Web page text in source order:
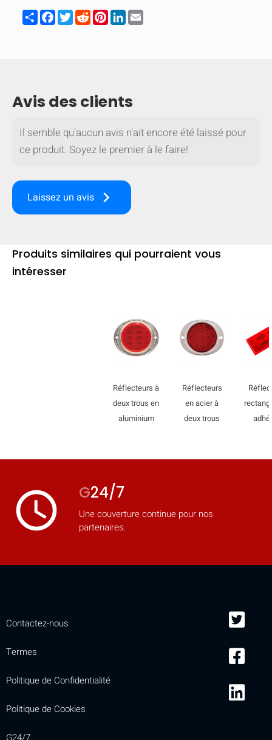
MASQUER
[MISSING:
mobile_display_warn Please
turn your phone to ]
ShareFacebook
TwitterRedditPinterest
LinkedIn
Avis des clients
Il semble qu'aucun avis n'ait encore été laissé pour
ce produit. Soyez le premier à le faire!
Laissez un avis keyboard_arrow_right
Produits similaires qui pourraient vous
intéresser
Réflecteurs à
deux trous en
aluminium
Réflecteurs
en acier à
deux trous
access_time G24/7
Une couverture continue pour nos
partenaires.
Contactez-nous
Termes
Politique de Confidentialité
Politique de Cookies
G24/7